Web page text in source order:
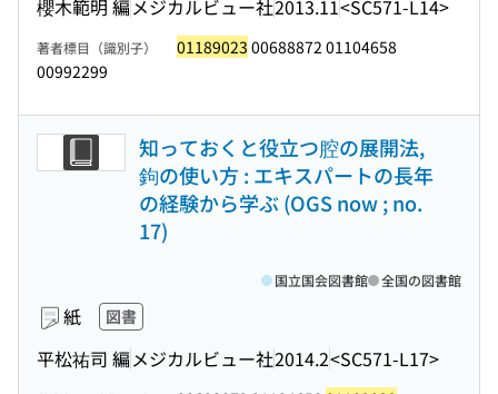
櫻木範明 編 メジカルビュー社2013.11<SC571-L14>
著者標目（識別子） 01189023 00688872 01104658
00992299
知っておくと役立つ腔の展開法,
鉤の使い方 : エキスパートの長年
の経験から学ぶ (OGS now ; no.
17)
紙 図書
平松祐司 編 メジカルビュー社2014.2<SC571-L17>
国立国会図書館 全国の図書館